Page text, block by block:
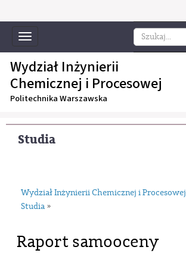
Toggle
navigation
Wydział Inżynierii
Chemicznej i Procesowej
Politechnika Warszawska
Studia
Wydział Inżynierii Chemicznej i Procesowej
Studia »
Raport samooceny